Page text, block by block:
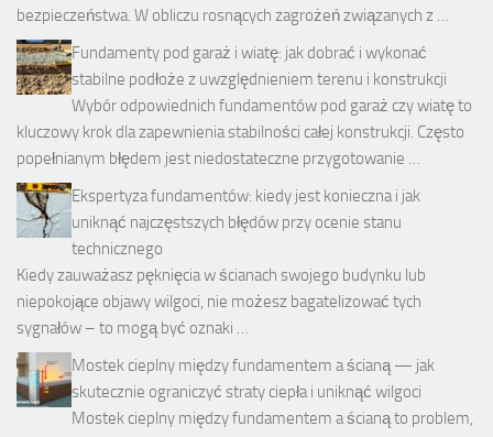
bezpieczeństwa. W obliczu rosnących zagrożeń związanych z …
Fundamenty pod garaż i wiatę: jak dobrać i wykonać
stabilne podłoże z uwzględnieniem terenu i konstrukcji
Wybór odpowiednich fundamentów pod garaż czy wiatę to
kluczowy krok dla zapewnienia stabilności całej konstrukcji. Często
popełnianym błędem jest niedostateczne przygotowanie …
Ekspertyza fundamentów: kiedy jest konieczna i jak
uniknąć najczęstszych błędów przy ocenie stanu
technicznego
Kiedy zauważasz pęknięcia w ścianach swojego budynku lub
niepokojące objawy wilgoci, nie możesz bagatelizować tych
sygnałów – to mogą być oznaki …
Mostek cieplny między fundamentem a ścianą — jak
skutecznie ograniczyć straty ciepła i uniknąć wilgoci
Mostek cieplny między fundamentem a ścianą to problem,